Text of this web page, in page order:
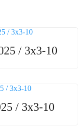
/ 3x3-10
/ 3x3-10